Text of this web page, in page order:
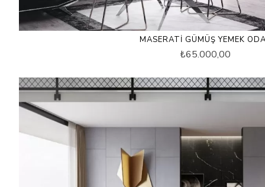
MASERATI GÜMÜŞ YEMEK
₺65.000,00